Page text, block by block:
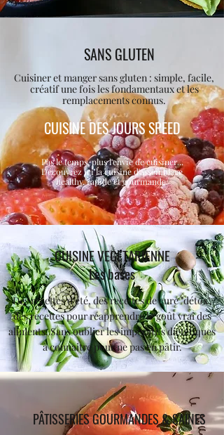
SANS GLUTEN
Cuisiner et manger sans gluten : simple, facile,
créatif une fois les fondamentaux et les
remplacements connus.
CUISINE DES JOURS SPEED
Pas le temps, plus l'envie de cuisiner...
Découvrez ici la cuisine d'assemblage
healthy, rapide et gourmande.
CUISINE VEGETARIENNE
Les bases
Des recettes d'été, des recettes de cure "détox",
des recettes pour réapprendre le goût vrai des
aliments. Sans oublier lesimpératifs diététiques
à connaitre pour ne pas en pâtir.
PÂTISSERIES GOURMANDES & SAINES